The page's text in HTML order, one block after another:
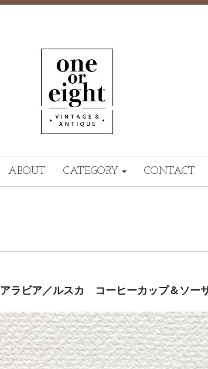
ABOUT CATEGORY CONTACT
アラビア／ルスカ コーヒーカップ＆ソー